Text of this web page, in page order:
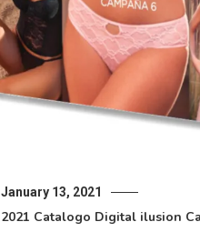
January 13, 2021
2021 Catalogo Digital ilusion